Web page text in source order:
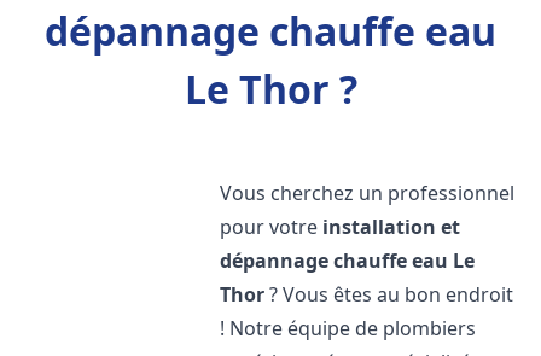
dépannage chauffe eau
Le Thor ?
Vous cherchez un professionnel
pour votre installation et
dépannage chauffe eau Le
Thor? Vous êtes au bon endroit
! Notre équipe de plombiers